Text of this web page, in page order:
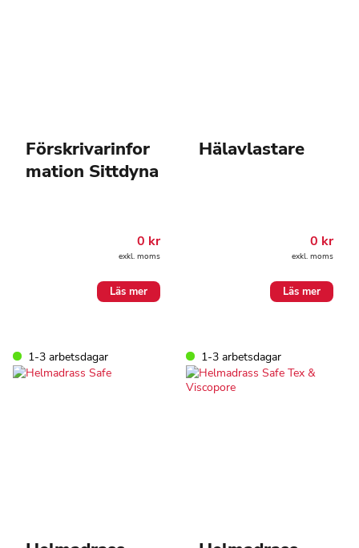
Förskrivarinfor
mation Sittdyna
0 kr
exkl. moms
Läs mer
Hälavlastare
0 kr
exkl. moms
Läs mer
1-3 arbetsdagar 1-3 arbetsdagar